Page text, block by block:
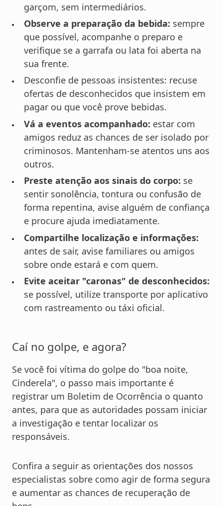
garçom, sem intermediários.
Observe a preparação da bebida: sempre
que possível, acompanhe o preparo e
verifique se a garrafa ou lata foi aberta na
sua frente.
Desconfie de pessoas insistentes: recuse
ofertas de desconhecidos que insistem em
pagar ou que você prove bebidas.
Vá a eventos acompanhado: estar com
amigos reduz as chances de ser isolado por
criminosos. Mantenham-se atentos uns aos
outros.
Preste atenção aos sinais do corpo: se
sentir sonolência, tontura ou confusão de
forma repentina, avise alguém de confiança
e procure ajuda imediatamente.
Compartilhe localização e informações:
antes de sair, avise familiares ou amigos
sobre onde estará e com quem.
Evite aceitar "caronas" de desconhecidos:
se possível, utilize transporte por aplicativo
com rastreamento ou táxi oficial.
Caí no golpe, e agora?
Se você foi vítima do golpe do "boa noite,
Cinderela", o passo mais importante é
registrar um Boletim de Ocorrência o quanto
antes, para que as autoridades possam iniciar
a investigação e tentar localizar os
responsáveis.
Confira a seguir as orientações dos nossos
especialistas sobre como agir de forma segura
e aumentar as chances de recuperação de